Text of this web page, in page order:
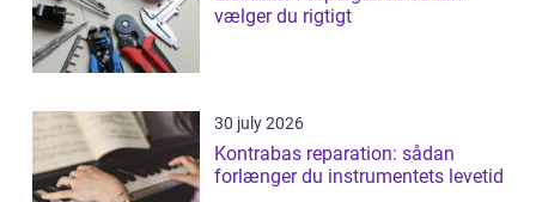
vælger du rigtigt
30 july 2026
Kontrabas reparation: sådan
forlænger du instrumentets levetid